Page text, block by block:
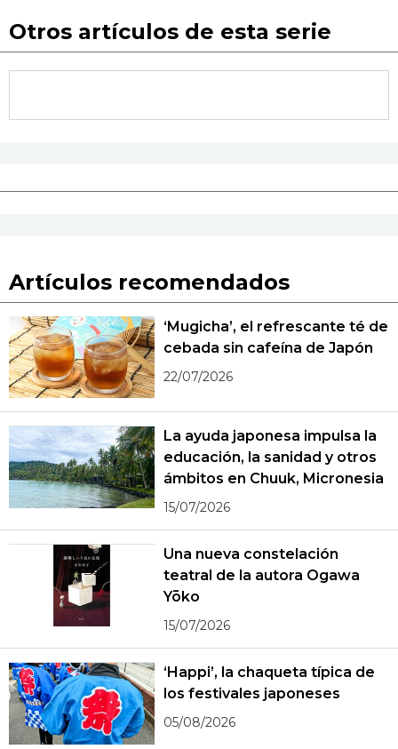
Otros artículos de esta serie
Artículos recomendados
‘Mugicha’, el refrescante té de
cebada sin cafeína de Japón
22/07/2026
La ayuda japonesa impulsa la
educación, la sanidad y otros
ámbitos en Chuuk, Micronesia
15/07/2026
Una nueva constelación
teatral de la autora Ogawa
Yōko
15/07/2026
‘Happi’, la chaqueta típica de
los festivales japoneses
05/08/2026